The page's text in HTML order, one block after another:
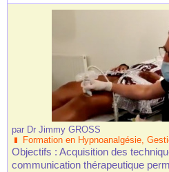
par Dr Jimmy GROSS
Formation en Hypnoanalgésie,
Objectifs : Acquisition des
communication thérapeutique